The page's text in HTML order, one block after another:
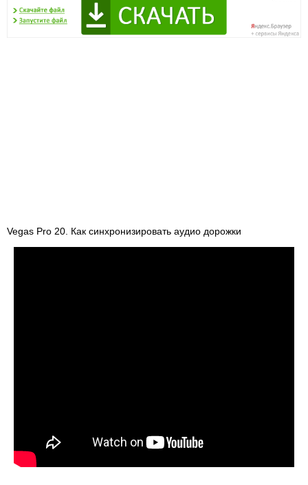
Vegas Pro 20. Как синхронизировать аудио дорожки